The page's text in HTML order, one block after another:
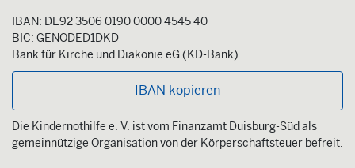
IBAN: DE92 3506 0190 0000 4545 40
BIC: GENODED1DKD
Bank für Kirche und Diakonie eG (KD-Bank)
IBAN kopieren
Die Kindernothilfe e. V. ist vom Finanzamt Duisburg-Süd als
gemeinnützige Organisation von der Körperschaftsteuer befreit.